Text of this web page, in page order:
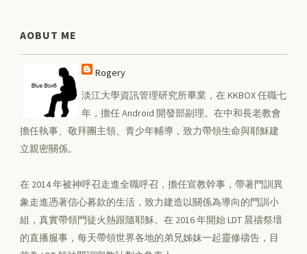
AOBUT ME
Rogery
淡江大學資訊管理研究所畢業，在 KKBOX 任職七
年，擔任 Android 開發部副理。在中和長老教會
擔任執事、敬拜團主領、青少年輔導，致力帶領生命與耶穌建
立親密關係。
在 2014 年被神呼召走進全職呼召，擔任宣教幹事，帶著門訓異
象走進憑著信心募款的生活，致力建造以關係為導向的門訓小
組，真實帶領門徒火熱跟隨耶穌。在 2016 年開始 LDT 晨禱祭壇
的直播服事，每天帶領世界各地的弟兄姊妹一起靈修禱告，目